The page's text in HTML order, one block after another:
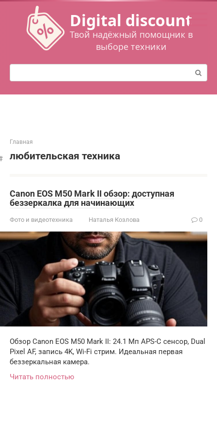
Перейти
контенту
Digital discount
Твой надёжный помощник в
выборе техники
Поиск:
Главная
любительская техника
Canon EOS M50 Mark II обзор: доступная
беззеркалка для начинающих
Фото и видеотехника Наталья Козлова 0
Обзор Canon EOS M50 Mark II: 24.1 Мп APS-C сенсор, Dual
Pixel AF, запись 4K, Wi-Fi стрим. Идеальная первая
беззеркальная камера.
Читать полностью